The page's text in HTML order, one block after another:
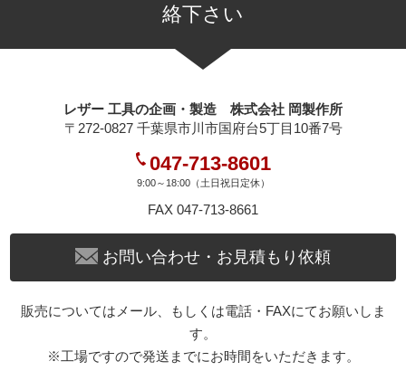
絡下さい
レザー 工具の企画・製造 株式会社 岡製作所
〒272-0827 千葉県市川市国府台5丁目10番7号
047-713-8601
9:00～18:00（土日祝日定休）
FAX 047-713-8661
お問い合わせ・お見積もり依頼
販売についてはメール、もしくは電話・FAXにてお願いしま
す。
※工場ですので発送までにお時間をいただきます。